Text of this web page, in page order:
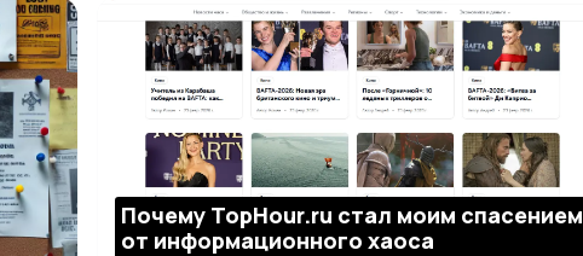
Почему TopHour.ru стал моим спасением
от информационного хаоса